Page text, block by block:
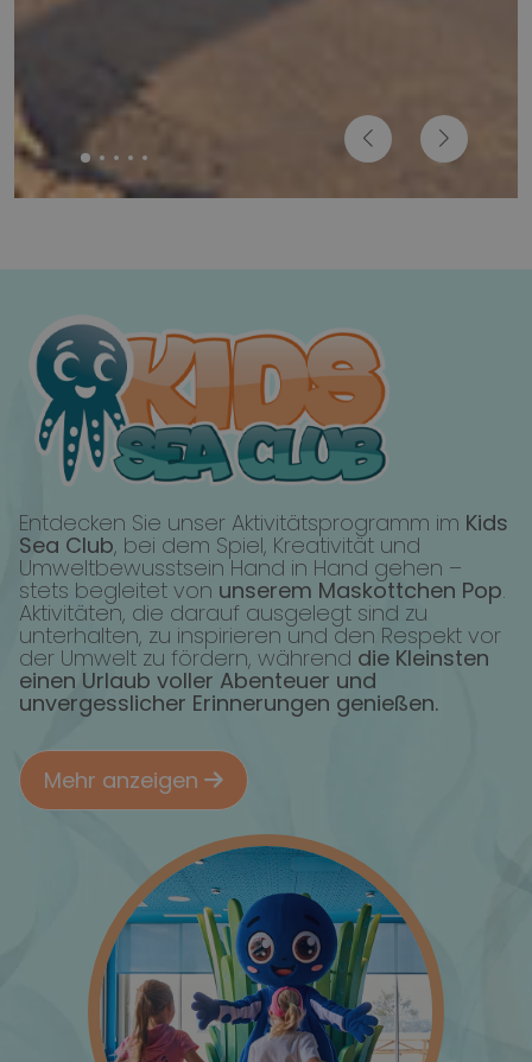
Entdecken Sie unser Aktivitätsprogramm im Kids
Sea Club, bei dem Spiel, Kreativität und
Umweltbewusstsein Hand in Hand gehen –
stets begleitet von unserem Maskottchen Pop.
Aktivitäten, die darauf ausgelegt sind zu
unterhalten, zu inspirieren und den Respekt vor
der Umwelt zu fördern, während die Kleinsten
einen Urlaub voller Abenteuer und
unvergesslicher Erinnerungen genießen.
Mehr anzeigen